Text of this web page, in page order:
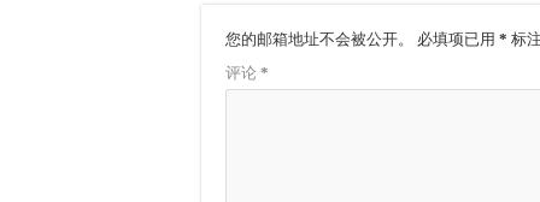
您的邮箱地址不会被公开。 必填项已用 * 标注
评论 *